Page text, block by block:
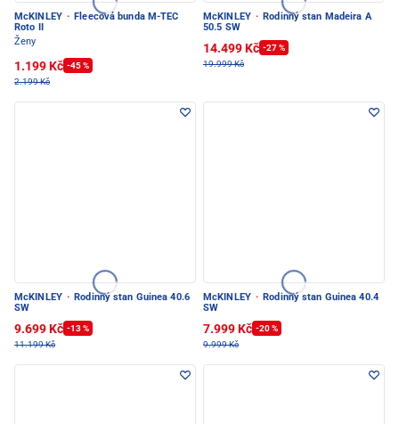
McKINLEY · Fleecová bunda M-TEC
Roto II
Ženy
1.199 Kč -45 %
2.199 Kč
McKINLEY · Rodinný stan Madeira A
50.5 SW
14.499 Kč -27 %
19.999 Kč
McKINLEY · Rodinný stan Guinea 40.6
SW
9.699 Kč -13 %
11.199 Kč
McKINLEY · Rodinný stan Guinea 40.4
SW
7.999 Kč -20 %
9.999 Kč